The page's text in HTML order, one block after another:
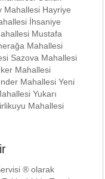
Mahallesi Hayriye
İhsaniye
Mustafa
Mahallesi
Sazova Mahallesi
Mahallesi
Mahallesi Yeni
Yukarı
Mahallesi
® olarak